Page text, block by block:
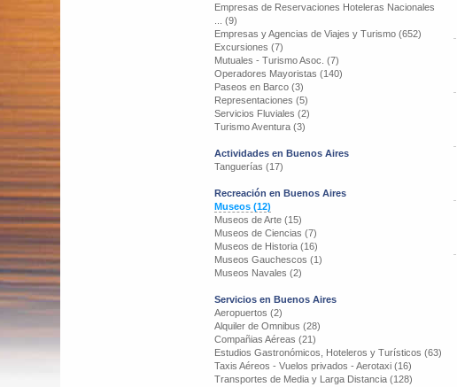
Empresas de Reservaciones Hoteleras Nacionales
... (9)
Empresas y Agencias de Viajes y Turismo (652)
Excursiones (7)
Mutuales - Turismo Asoc. (7)
Operadores Mayoristas (140)
Paseos en Barco (3)
Representaciones (5)
Servicios Fluviales (2)
Turismo Aventura (3)
Actividades en Buenos Aires
Tanguerías (17)
Recreación en Buenos Aires
Museos (12)
Museos de Arte (15)
Museos de Ciencias (7)
Museos de Historia (16)
Museos Gauchescos (1)
Museos Navales (2)
Servicios en Buenos Aires
Aeropuertos (2)
Alquiler de Omnibus (28)
Compañias Aéreas (21)
Estudios Gastronómicos, Hoteleros y Turísticos (63)
Taxis Aéreos - Vuelos privados - Aerotaxi (16)
Transportes de Media y Larga Distancia (128)